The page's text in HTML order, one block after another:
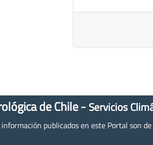
de Chile - Servicios
publicados en este Portal son